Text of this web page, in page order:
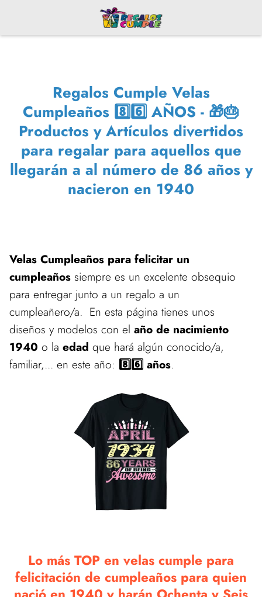
Regalos Cumple Velas
Cumpleaños 8️⃣6️⃣ AÑOS - 🎁🎂
Productos y Artículos divertidos
para regalar para aquellos que
llegarán a al número de 86 años y
nacieron en 1940
Velas Cumpleaños para felicitar un
cumpleaños siempre es un excelente obsequio
para entregar junto a un regalo a un
cumpleañero/a. En esta página tienes unos
diseños y modelos con el año de nacimiento
1940 o la edad que hará algún conocido/a,
familiar,... en este año: 8️⃣6️⃣ años.
Lo más TOP en velas cumple para
felicitación de cumpleaños para quien